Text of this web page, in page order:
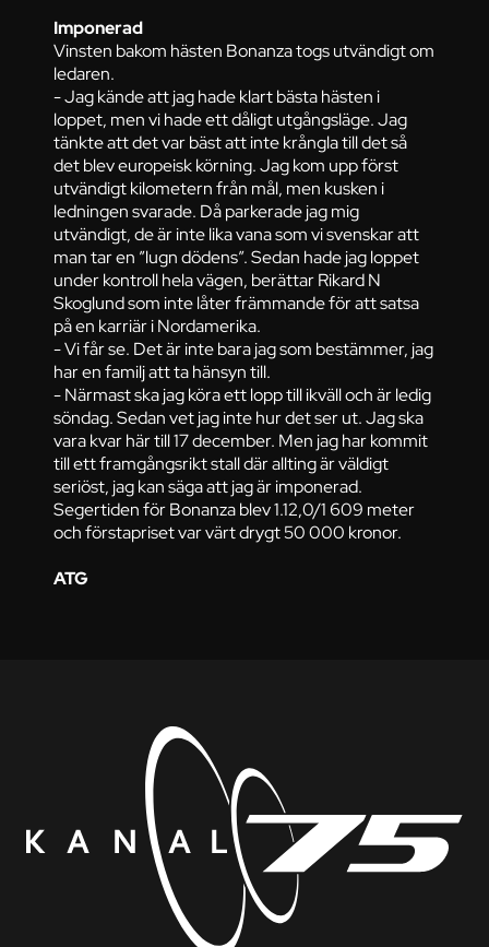
Imponerad
Vinsten bakom hästen Bonanza togs utvändigt om
ledaren.
- Jag kände att jag hade klart bästa hästen i
loppet, men vi hade ett dåligt utgångsläge. Jag
tänkte att det var bäst att inte krångla till det så
det blev europeisk körning. Jag kom upp först
utvändigt kilometern från mål, men kusken i
ledningen svarade. Då parkerade jag mig
utvändigt, de är inte lika vana som vi svenskar att
man tar en ”lugn dödens”. Sedan hade jag loppet
under kontroll hela vägen, berättar Rikard N
Skoglund som inte låter främmande för att satsa
på en karriär i Nordamerika.
- Vi får se. Det är inte bara jag som bestämmer, jag
har en familj att ta hänsyn till.
- Närmast ska jag köra ett lopp till ikväll och är ledig
söndag. Sedan vet jag inte hur det ser ut. Jag ska
vara kvar här till 17 december. Men jag har kommit
till ett framgångsrikt stall där allting är väldigt
seriöst, jag kan säga att jag är imponerad.
Segertiden för Bonanza blev 1.12,0/1 609 meter
och förstapriset var värt drygt 50 000 kronor.
ATG